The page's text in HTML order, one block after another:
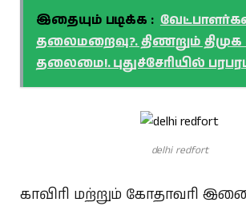
இதையும் படிக்க :
தலைமறைவு?. திணறும் திமுக
தலைமை!. புதுச்சேரியில்
delhi redfort
காவிரி மற்றும் கோதாவரி